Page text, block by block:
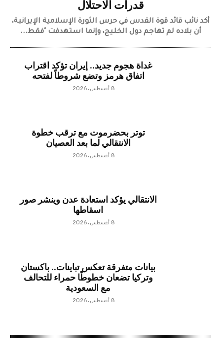
قدرات الاحتلال
​أكد نائب قائد قوة القدس في حرس الثورة الإسلامية الإيرانية،
أن بلاده لم تهاجم دول الخليج، وإنما استهدفت "فقط...
غداة هجوم جديد.. إيران تؤكد اقتراب
اتفاق هرمز وتضع شروطاً لفتحه
8 أغسطس، 2026
توتر بحضرموت مع ترقب خطوة
الانتقالي لما بعد العصيان
8 أغسطس، 2026
الانتقالي يؤكد استعادة عدن وينشر صور
اسقاطها
8 أغسطس، 2026
بيانات متفرقة تعكس تباينات.. باكستان
وتركيا تضعان خطوطًا حمراء للتحالف
مع السعودية
8 أغسطس، 2026